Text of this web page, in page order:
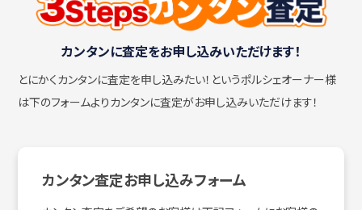
カンタンに査定をお申し込みいただけます！
とにかくカンタンに査定を申し込みたい！ というポルシェオーナー様
は下のフォームよりカンタンに査定がお申し込みいただけます！
カンタン査定お申し込みフォーム